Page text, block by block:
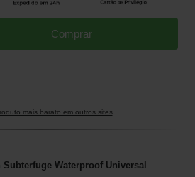
Comprar
mais barato em outros sites
Waterproof Universal